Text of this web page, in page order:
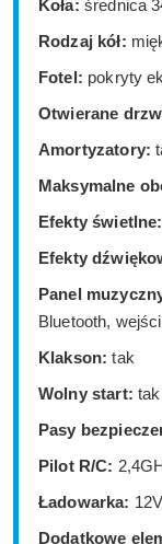
Koła: średnica
Rodzaj kół:
Fotel: pokryty
Otwierane
Amortyzatory:
Maksymalne
Efekty świetlne:
Efekty
Panel
Bluetooth,
Klakson: tak
Wolny start: tak
Pasy
Pilot R/C:
Ładowarka:
Dodatkowe